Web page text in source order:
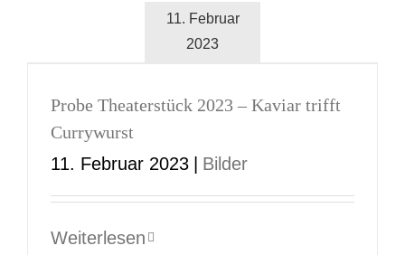
11. Februar
2023
Probe Theaterstück 2023 – Kaviar trifft
Currywurst
11. Februar 2023 | Bilder
Weiterlesen